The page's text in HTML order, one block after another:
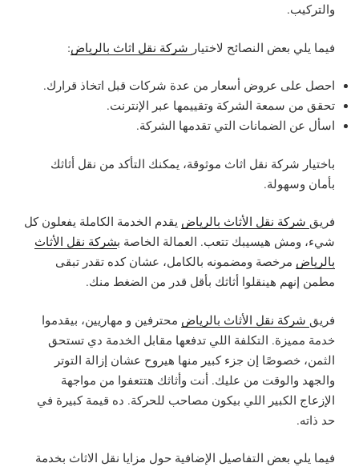
والتركيب.
فيما يلي بعض النصائح لاختيار شركة نقل اثاث بالرياض:
احصل على عروض أسعار من عدة شركات قبل اتخاذ قرارك.
تحقق من سمعة الشركة وتقييمها عبر الإنترنت.
اسأل عن الضمانات التي تقدمها الشركة.
باختيار شركة نقل اثاث موثوقة، يمكنك التأكد من نقل أثاثك
بأمان وسهولة.
فريق شركة نقل الأثاث بالرياض يقدم الخدمة الكاملة يفعلون كل
شيء، ومش هيسيبك تتعب. العمالة الخاصة بشركة نقل الأثاث
بالرياض مرخصة ومضمونه بالكامل، عشان كده تقدر تبقى
مطمن إنهم هينقلوا أثاثك بأقل قدر من الضغط منك.
فريق شركة نقل الأثاث بالرياض محترفين و مهاريين، بيقدموا
خدمة مميزة. التكلفة اللي تدفعها مقابل الخدمة دي تستحق
الثمن، خصوصًا إن جزء كبير منها هيروح عشان إزالة التوتر
والجهد والوقت من عليك. أنت وأثاثك هتتعفوا من مواجهة
الإزعاج الكبير اللي بيكون مصاحب للحركة. ده قيمة كبيرة في
حد ذاته.
فيما يلي بعض التفاصيل الإضافية حول مزايا نقل الاثاث بخدمة